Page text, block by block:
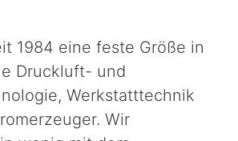
1984 eine feste Größe in
Druckluft- und
Werkstatttechnik
Wir